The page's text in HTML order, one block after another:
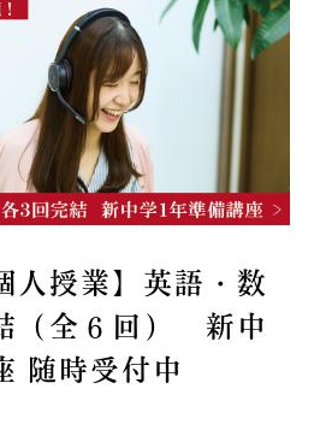
人授業】英語・数
（全６回） 新中
随時受付中